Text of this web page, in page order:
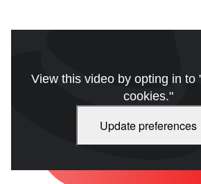
View this video by opting in to
cookies."
Update preferences